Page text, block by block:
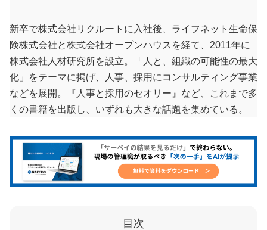
新卒で株式会社リクルートに入社後、ライフネット生命保
険株式会社と株式会社オープンハウスを経て、2011年に
株式会社人材研究所を設立。「人と、組織の可能性の最大
化」をテーマに掲げ、人事、採用にコンサルティング事業
などを展開。『人事と採用のセオリー』など、これまで多
くの書籍を出版し、いずれも大きな話題を集めている。
目次